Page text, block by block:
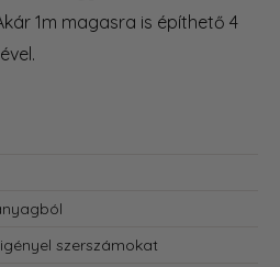
1m magasra is építhető 4
szerszámokat